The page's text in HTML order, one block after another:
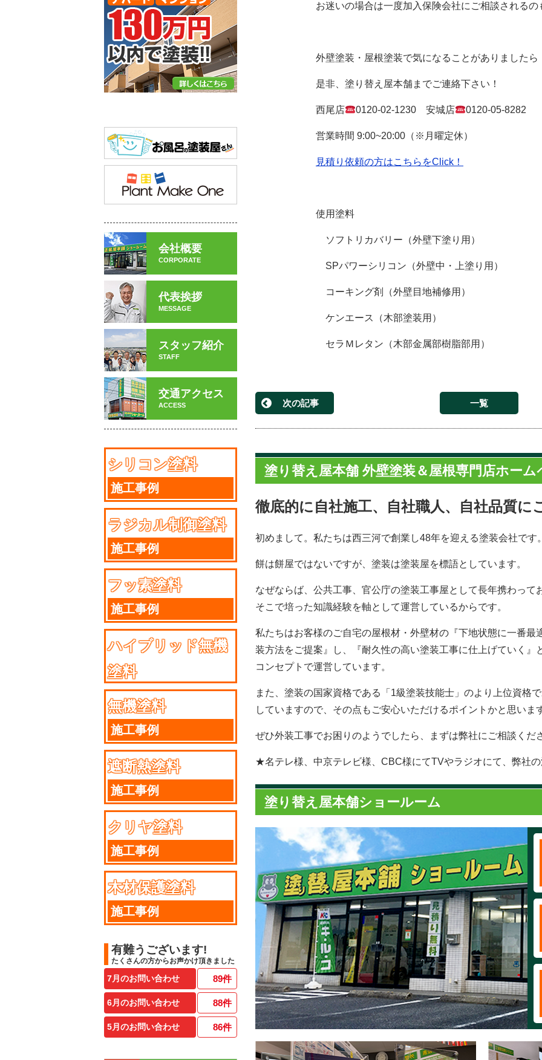
お迷いの場合は一度加入保険会社にご相談されるの
外壁塗装・屋根塗装で気になることがありましたら
是非、塗り替え屋本舗までご連絡下さい！
西尾店 0120-02-1230 安城店 0120-05-8282
営業時間 9:00~20:00（ ※月曜定休）
見積り依頼の方はこちらをClick！
使用塗料
ソフトリカバリー（外壁下塗り用）
SPパワーシリコン（外壁中・上塗り用）
コーキング剤（外壁目地補修用）
ケンエース（木部塗装用）
セラＭレタン（木部金属部樹脂部用）
次の記事 一覧
塗り替え屋本舗 外壁塗装＆屋根専門店ホーム
徹底的に自社施工、自社職人、自社品質に
初めまして。私たちは西三河で創業し48年を迎える塗装会社です。
餅は餅屋ではないですが、塗装は塗装屋を標語としています。
なぜならば、公共工事、官公庁の塗装工事屋として長年携わって
そこで培った知識経験を軸として運営しているからです。
私たちはお客様のご自宅の屋根材・外壁材の『下地状態に一番最
装方法をご提案』し、『耐久性の高い塗装工事に仕上げていく』
コンセプトで運営しています。
また、塗装の国家資格である「1級塗装技能士」のより上位資格
していますので、その点もご安心いただけるポイントかと思いま
ぜひ外装工事でお困りのようでしたら、まずは弊社にご相談くだ
★名テレ様、中京テレビ様、CBC様にてTVやラジオにて、弊社の
塗り替え屋本舗ショールーム
会社概要
CORPORATE
代表挨拶
MESSAGE
スタッフ紹介
STAFF
交通アクセス
ACCESS
シリコン塗料
施工事例
ラジカル制御塗料
施工事例
フッ素塗料
施工事例
ハイブリッド無機
塗料
施工事例
無機塗料
施工事例
遮断熱塗料
施工事例
クリヤ塗料
施工事例
木材保護塗料
施工事例
有難うございます!
たくさんの方からお声かけ頂きました
7月のお問い合わせ 89件
6月のお問い合わせ 88件
5月のお問い合わせ 86件